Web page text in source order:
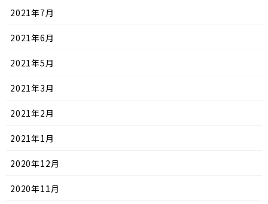
2021年7月
2021年6月
2021年5月
2021年3月
2021年2月
2021年1月
2020年12月
2020年11月